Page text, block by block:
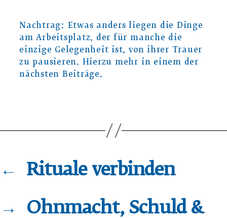
Nachtrag: Etwas anders liegen die Dinge
am Arbeitsplatz, der für manche die
einzige Gelegenheit ist, von ihrer Trauer
zu pausieren. Hierzu mehr in einem der
nächsten Beiträge.
← Rituale verbinden
→ Ohnmacht, Schuld &